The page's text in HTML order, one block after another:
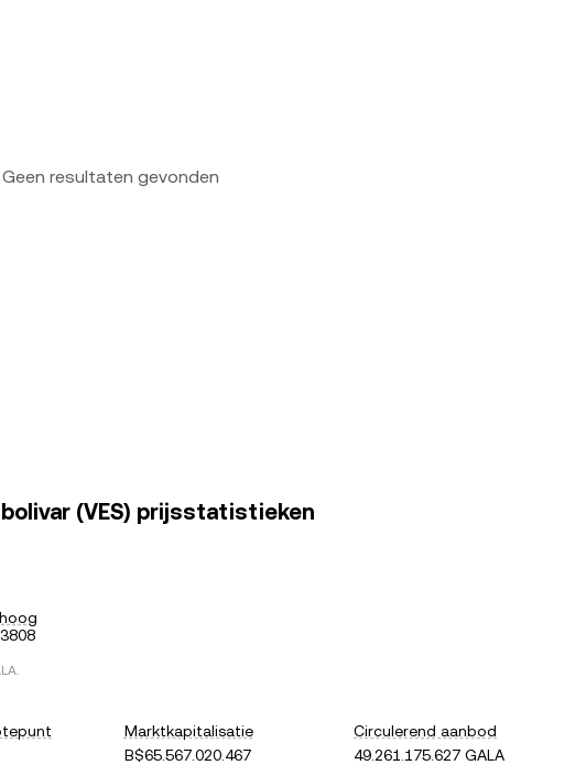
Geen resultaten gevonden
bolivar (VES) prijsstatistieken
.
Marktkapitalisatie
B$65.567.020.467
Circulerend aanbod
49.261.175.627 GALA